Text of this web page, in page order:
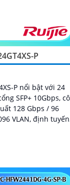
P
P nổi bật với 24
SFP+ 10Gbps,
128 Gbps / 96
VLAN, định tuyến